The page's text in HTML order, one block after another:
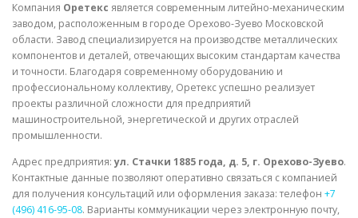
Компания Оретекс является современным литейно-механическим
заводом, расположенным в городе Орехово-Зуево Московской
области. Завод специализируется на производстве металлических
компонентов и деталей, отвечающих высоким стандартам качества
и точности. Благодаря современному оборудованию и
профессиональному коллективу, Оретекс успешно реализует
проекты различной сложности для предприятий
машиностроительной, энергетической и других отраслей
промышленности.
Адрес предприятия:ул. Стачки 1885 года, д. 5, г. Орехово-Зуево.
Контактные данные позволяют оперативно связаться с компанией
для получения консультаций или оформления заказа: телефон +7
(496) 416-95-08. Варианты коммуникации через электронную почту,